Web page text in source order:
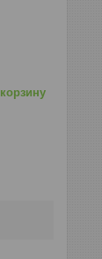
корзину